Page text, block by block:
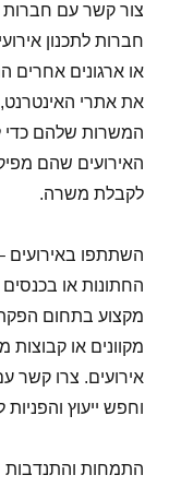
צור קשר עם
חברות לתכנון
או ארגונים אחרים
את אתרי
המשרות שלהם כדי
האירועים שהם
לקבלת משרה.
השתתפו באירועים
החתונות או
מקצוע בתחום
מקוונים או
אירועים. צרו קשר
וחפש ייעוץ והפניות
התמחות והתנדבות